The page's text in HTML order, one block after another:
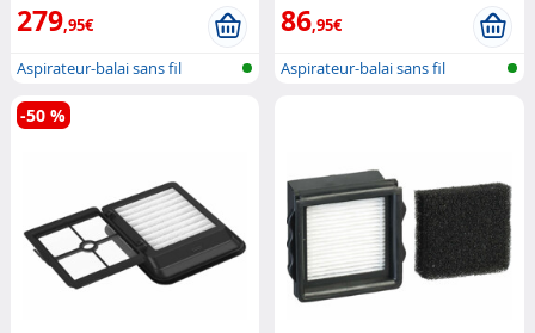
279,95€
Aspirateur-balai sans fil
86,95€
Aspirateur-balai sans fil
-50 %